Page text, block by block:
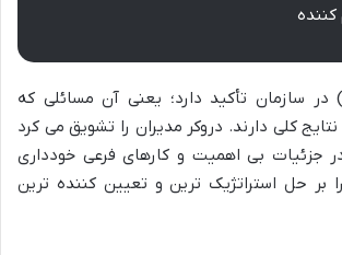
کننده
(Leverage Points) در سازمان تأکید دارد؛ یعنی آن مسائلی که
نتایج کلی دارند. دروکر مدیران را تشویق می کرد
جزئیات بی اهمیت و کارهای فرعی خودداری
بر حل استراتژیک ترین و تعیین کننده ترین